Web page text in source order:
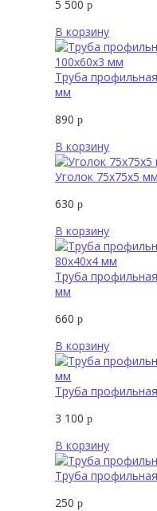
5 500 р
В корзину
Труба
мм
890 р
В корзину
Уголок 75х75х5 мм
630 р
В корзину
Труба
мм
660 р
В корзину
Труба
3 100 р
В корзину
Труба
250 р